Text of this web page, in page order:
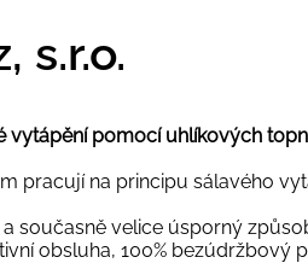
s.r.o.
vytápění pomocí uhlíkových
pracují na principu sálavého
současně velice úsporný
obsluha, 100% bezúdržbový